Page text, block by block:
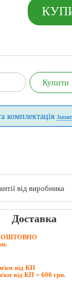
комплектація
від виробника
Доставка
км від КП
км від КП + 600 грн.